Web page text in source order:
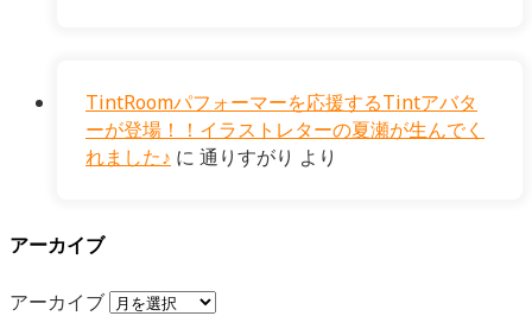
TintRoomパフォーマーを応援するTintアバタ
ーが登場！！イラストレターの夏瀬が生んでく
れました♪ に 通りすがり より
アーカイブ
アーカイブ